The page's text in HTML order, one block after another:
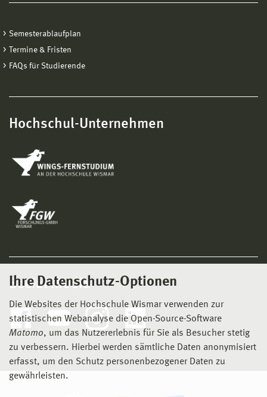
Ihre Datenschutz-Optionen
Die Websites der Hochschule Wismar verwenden zur
statistischen Webanalyse die Open-Source-Software
Matomo, um das Nutzererlebnis für Sie als Besucher stetig
zu verbessern. Hierbei werden sämtliche Daten anonymisiert
erfasst, um den Schutz personenbezogener Daten zu
gewährleisten.
Semesterablaufplan
Termine & Fristen
FAQs für Studierende
Hochschul-Unternehmen
Social Media